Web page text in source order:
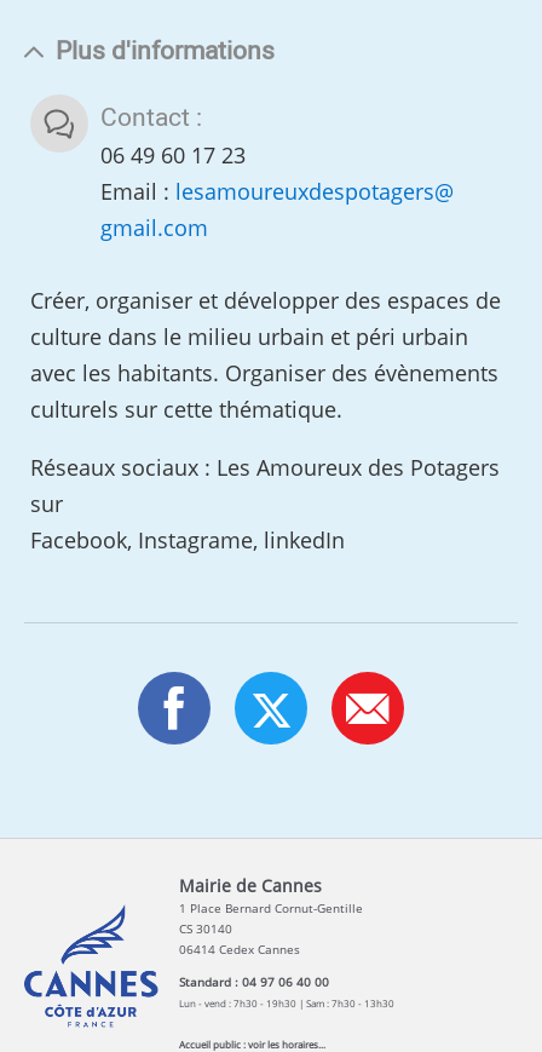
Plus d'informations
Contact :
06 49 60 17 23
Email : lesamoureuxdespotagers@
gmail.com
Créer, organiser et développer des espaces de
culture dans le milieu urbain et péri urbain
avec les habitants. Organiser des évènements
culturels sur cette thématique.
Réseaux sociaux : Les Amoureux des Potagers
sur
Facebook, Instagrame, linkedIn
Mairie de Cannes
1 Place Bernard Cornut-Gentille
CS 30140
06414 Cedex Cannes
Standard : 04 97 06 40 00
Lun - vend : 7h30 - 19h30 | Sam : 7h30 - 13h30
Accueil public :voir les horaires...